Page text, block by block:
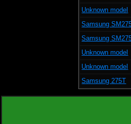
Unknown model
Samsung
Samsung
Unknown model
Unknown model
Samsung 275T